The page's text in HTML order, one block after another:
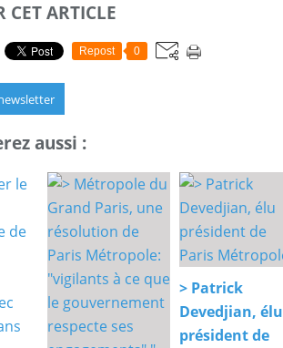
CET ARTICLE
Repost 0
aussi :
> Patrick
Devedjian, élu
président de